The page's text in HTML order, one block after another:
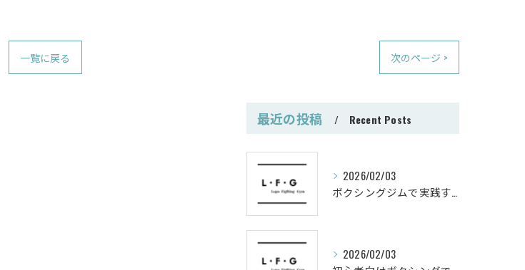
一覧に戻る 次のページ >
最近の投稿 Recent Posts
2026/02/03
ボクシングジムで実践する筋肥大トレーニング術
2026/02/03